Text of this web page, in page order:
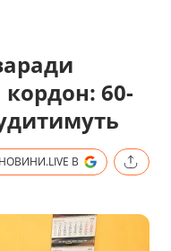
кордон: 60-
В